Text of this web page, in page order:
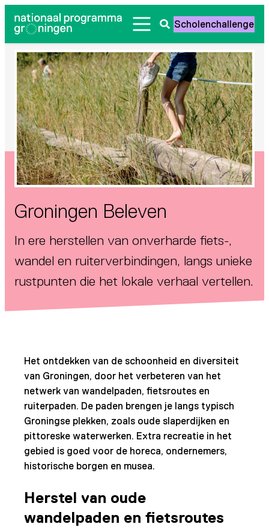
naar
de
inhoud
Zoeken
openen
Scholenchallenge
Groningen Beleven
In ere herstellen van onverharde fiets-,
wandel en ruiterverbindingen, langs unieke
rustpunten die het lokale verhaal vertellen.
Het ontdekken van de schoonheid en diversiteit
van Groningen, door het verbeteren van het
netwerk van wandelpaden, fietsroutes en
ruiterpaden. De paden brengen je langs typisch
Groningse plekken, zoals oude slaperdijken en
pittoreske waterwerken. Extra recreatie in het
gebied is goed voor de horeca, ondernemers,
historische borgen en musea.
Herstel van oude
wandelpaden en fietsroutes